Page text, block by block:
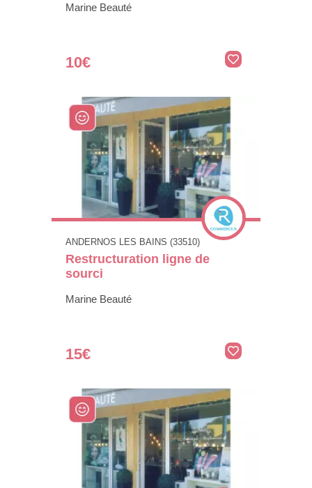
Marine Beauté
10€
ANDERNOS LES BAINS (33510)
Restructuration ligne de
sourci
Marine Beauté
15€